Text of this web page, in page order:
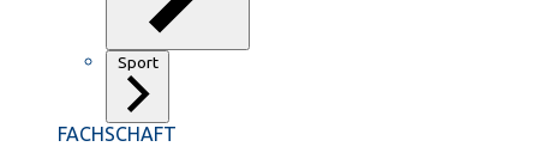
Sport
FACHSCHAFT